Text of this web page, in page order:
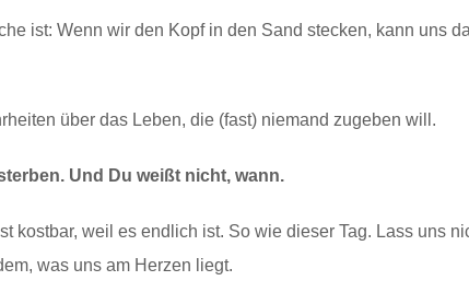
ist: Wenn wir den Kopf in den Sand stecken, kann uns
über das Leben, die (fast) niemand zugeben will.
Und Du weißt nicht, wann.
kostbar, weil es endlich ist. So wie dieser Tag. Lass uns
was uns am Herzen liegt.